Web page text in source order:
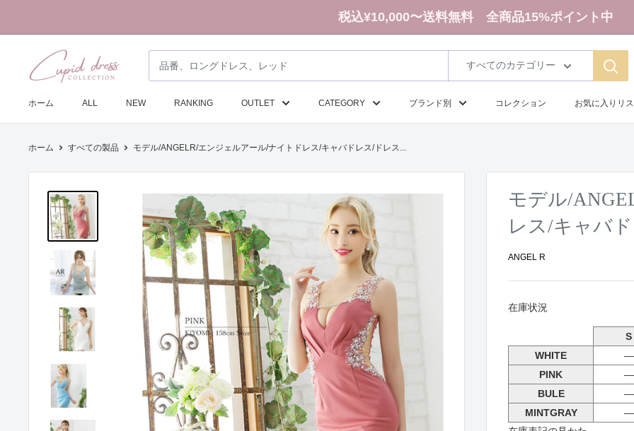
税込¥10,000〜送料無料 全商品15%ポイント中
ピ
ス
すべてのカテゴリー
ホーム ALL NEW RANKING OUTLET CATEGORY ブランド別 コレクション お気に入りリス
ホーム すべての製品 モデル/ANGELR/エンジェルアール/ナイトドレス/キャバドレス/ドレス...
モデル/
レス/キャバ
ANGEL R
在庫状況
S
WHITE
―
PINK
―
BULE
―
MINTGRAY
―